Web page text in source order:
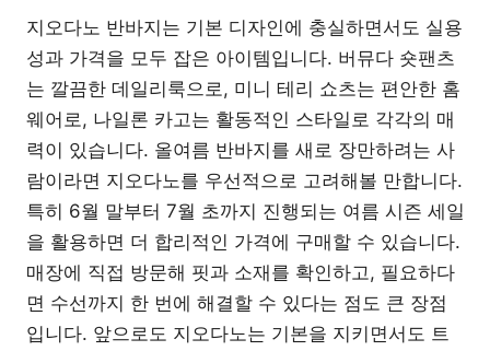
지오다노 반바지는 기본 디자인에 충실하면서도 실용
성과 가격을 모두 잡은 아이템입니다. 버뮤다 숏팬츠
는 깔끔한 데일리룩으로, 미니 테리 쇼츠는 편안한 홈
웨어로, 나일론 카고는 활동적인 스타일로 각각의 매
력이 있습니다. 올여름 반바지를 새로 장만하려는 사
람이라면 지오다노를 우선적으로 고려해볼 만합니다.
특히 6월 말부터 7월 초까지 진행되는 여름 시즌 세일
을 활용하면 더 합리적인 가격에 구매할 수 있습니다.
매장에 직접 방문해 핏과 소재를 확인하고, 필요하다
면 수선까지 한 번에 해결할 수 있다는 점도 큰 장점
입니다. 앞으로도 지오다노는 기본을 지키면서도 트